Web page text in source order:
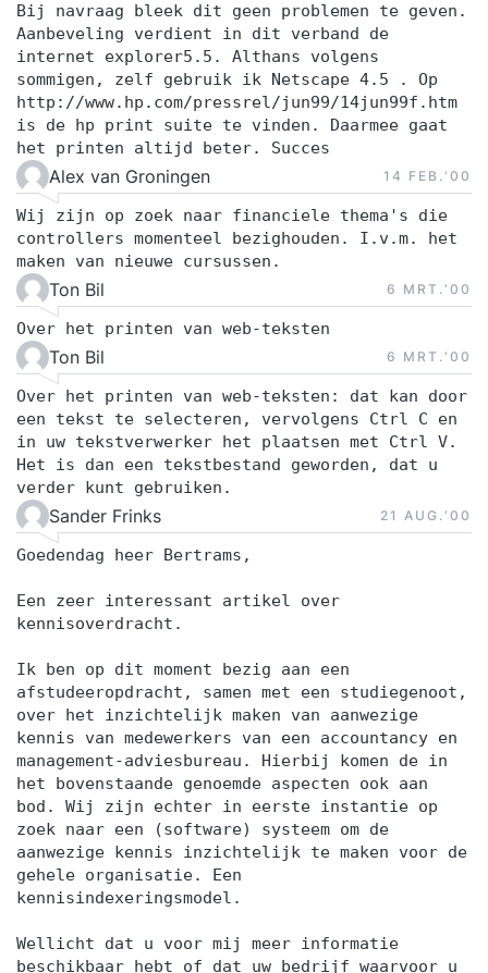
Bij navraag bleek dit geen problemen te geven.
Aanbeveling verdient in dit verband de
internet explorer5.5. Althans volgens
sommigen, zelf gebruik ik Netscape 4.5 . Op
http://www.hp.com/pressrel/jun99/14jun99f.htm
is de hp print suite te vinden. Daarmee gaat
het printen altijd beter. Succes
Alex van Groningen 14 FEB.‘00
Wij zijn op zoek naar financiele thema's die
controllers momenteel bezighouden. I.v.m. het
maken van nieuwe cursussen.
Ton Bil 6 MRT.‘00
Over het printen van web-teksten
Ton Bil 6 MRT.‘00
Over het printen van web-teksten: dat kan door
een tekst te selecteren, vervolgens Ctrl C en
in uw tekstverwerker het plaatsen met Ctrl V.
Het is dan een tekstbestand geworden, dat u
verder kunt gebruiken.
Sander Frinks 21 AUG.‘00
Goedendag heer Bertrams,
Een zeer interessant artikel over
kennisoverdracht.
Ik ben op dit moment bezig aan een
afstudeeropdracht, samen met een studiegenoot,
over het inzichtelijk maken van aanwezige
kennis van medewerkers van een accountancy en
management-adviesbureau. Hierbij komen de in
het bovenstaande genoemde aspecten ook aan
bod. Wij zijn echter in eerste instantie op
zoek naar een (software) systeem om de
aanwezige kennis inzichtelijk te maken voor de
gehele organisatie. Een
kennisindexeringsmodel.
Wellicht dat u voor mij meer informatie
beschikbaar hebt of dat uw bedrijf waarvoor u